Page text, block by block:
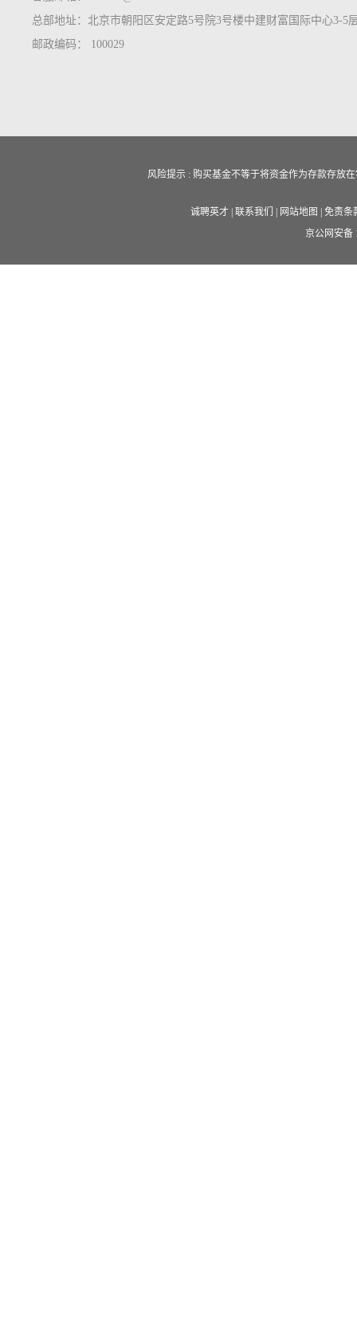
总部地址：北京市朝阳区安定路5号院3号楼中建财富国际中心3-5
邮政编码： 100029
风险提示 : 购买基金不等于将资金作为存款存放
诚聘英才 联系我们 网站地图
免责条
京公网安备